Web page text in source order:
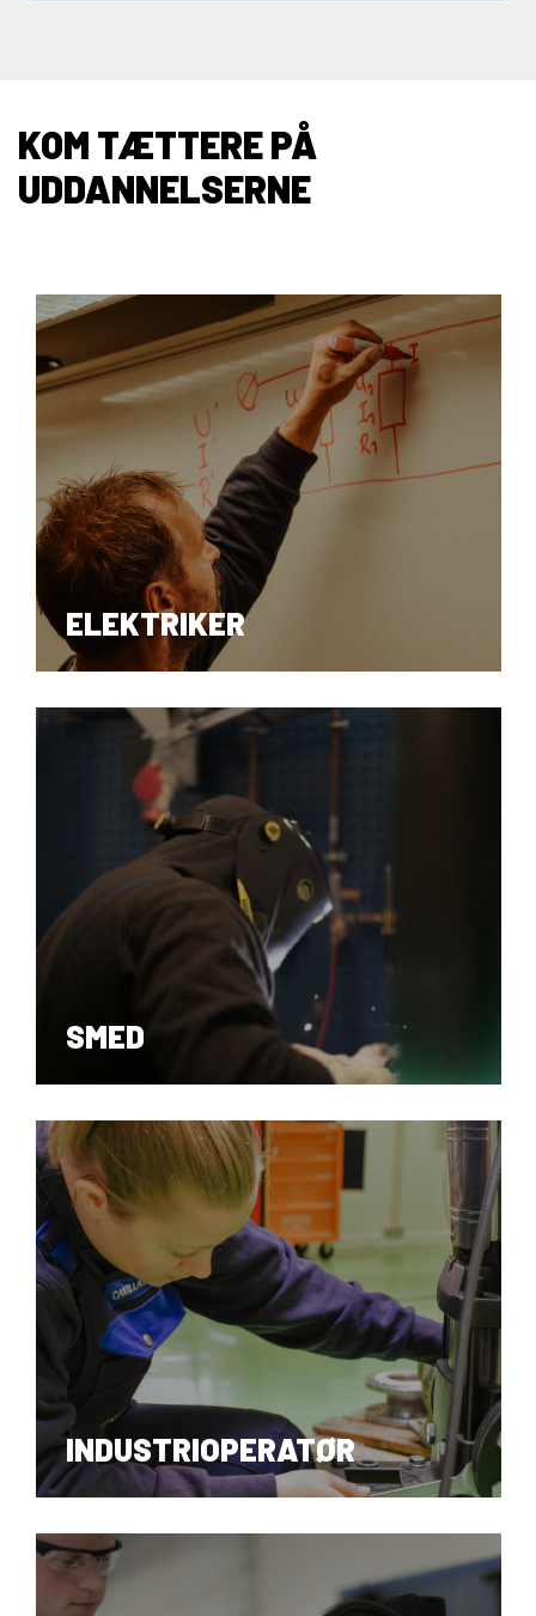
KOM TÆTTERE PÅ
UDDANNELSERNE
ELEKTRIKER
ELEKTRIKER
SMED
SMED
INDUSTRIOPERATØR